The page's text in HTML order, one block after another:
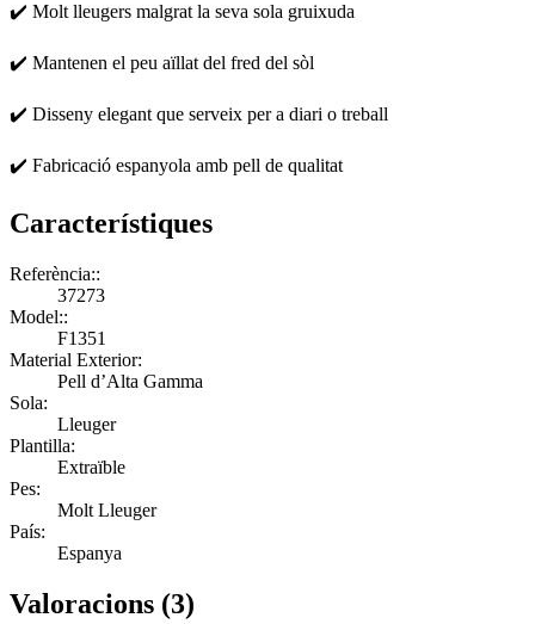
✔️ Molt lleugers malgrat la seva sola gruixuda
✔️ Mantenen el peu aïllat del fred del sòl
✔️ Disseny elegant que serveix per a diari o treball
✔️ Fabricació espanyola amb pell de qualitat
Característiques
Referència::
37273
Model::
F1351
Material Exterior:
Pell d’Alta Gamma
Sola:
Lleuger
Plantilla:
Extraïble
Pes:
Molt Lleuger
País:
Espanya
Valoracions (3)